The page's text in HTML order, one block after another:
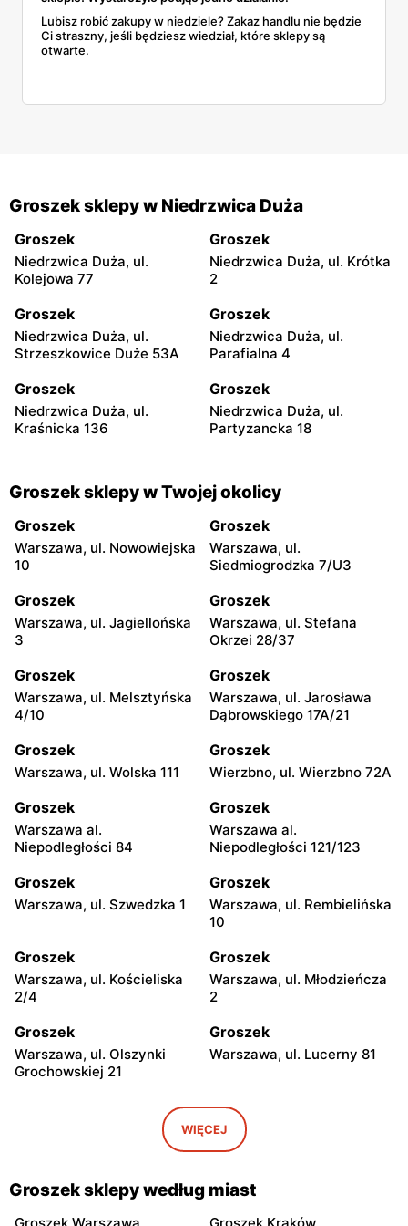
Lubisz robić zakupy w niedziele? Zakaz handlu nie będzie
Ci straszny, jeśli będziesz wiedział, które sklepy są
otwarte.
Groszek sklepy w Niedrzwica Duża
Groszek
Niedrzwica Duża, ul.
Kolejowa 77
Groszek
Niedrzwica Duża, ul. Krótka
2
Groszek
Niedrzwica Duża, ul.
Strzeszkowice Duże 53A
Groszek
Niedrzwica Duża, ul.
Parafialna 4
Groszek
Niedrzwica Duża, ul.
Kraśnicka 136
Groszek
Niedrzwica Duża, ul.
Partyzancka 18
Groszek sklepy w Twojej okolicy
Groszek
Warszawa, ul. Nowowiejska
10
Groszek
Warszawa, ul.
Siedmiogrodzka 7/U3
Groszek
Warszawa, ul. Jagiellońska
3
Groszek
Warszawa, ul. Stefana
Okrzei 28/37
Groszek
Warszawa, ul. Melsztyńska
4/10
Groszek
Warszawa, ul. Jarosława
Dąbrowskiego 17A/21
Groszek
Warszawa, ul. Wolska 111
Groszek
Wierzbno, ul. Wierzbno 72A
Groszek
Warszawa al.
Niepodległości 84
Groszek
Warszawa al.
Niepodległości 121/123
Groszek
Warszawa, ul. Szwedzka 1
Groszek
Warszawa, ul. Rembielińska
10
Groszek
Warszawa, ul. Kościeliska
2/4
Groszek
Warszawa, ul. Młodzieńcza
2
Groszek
Warszawa, ul. Olszynki
Grochowskiej 21
Groszek
Warszawa, ul. Lucerny 81
Warszawa, ul. Myśliborska
Groszek
Warszawa, ul. Grawerska 5
Groszek
Babice Nowe, ul.
Warszawska 278
Groszek
Wieruchowska 157
WIĘCEJ
Groszek sklepy według miast